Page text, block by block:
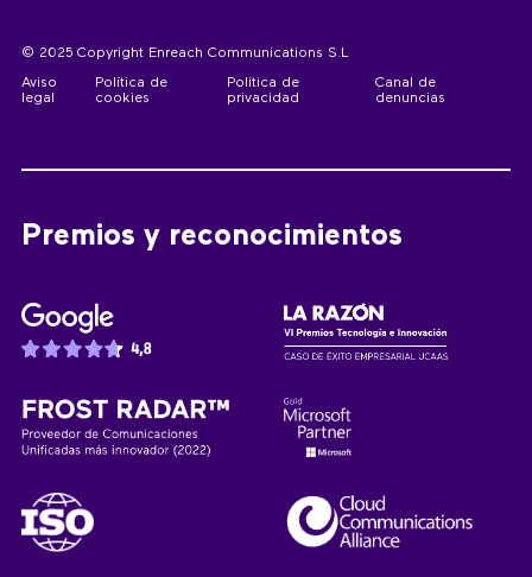
© 2025 Copyright Enreach Communications S.L
Aviso
legal
Política de
cookies
Política de
privacidad
Canal de
denuncias
Premios y reconocimientos